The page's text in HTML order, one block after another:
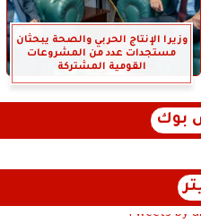
وزيرا الإنتاج الحربي والصحة يبحثان
مستجدات عدد من المشروعات
القومية المشتركة
بوك
Tweets by